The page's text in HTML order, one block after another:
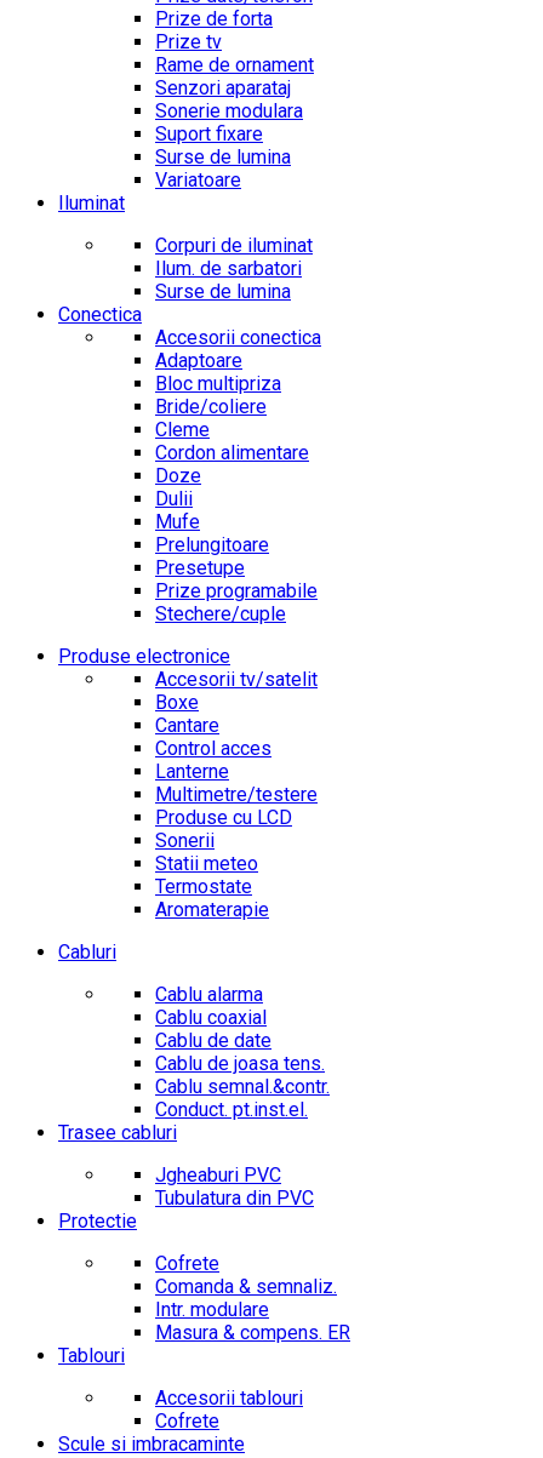
Prize de forta
Prize tv
Rame de ornament
Senzori aparataj
Sonerie modulara
Suport fixare
Surse de lumina
Variatoare
Iluminat
Corpuri de iluminat
Ilum. de sarbatori
Surse de lumina
Conectica
Accesorii conectica
Adaptoare
Bloc multipriza
Bride/coliere
Cleme
Cordon alimentare
Doze
Dulii
Mufe
Prelungitoare
Presetupe
Prize programabile
Stechere/cuple
Produse electronice
Accesorii tv/satelit
Boxe
Cantare
Control acces
Lanterne
Multimetre/testere
Produse cu LCD
Sonerii
Statii meteo
Termostate
Aromaterapie
Cabluri
Cablu alarma
Cablu coaxial
Cablu de date
Cablu de joasa tens.
Cablu semnal.&contr.
Conduct. pt.inst.el.
Trasee cabluri
Jgheaburi PVC
Tubulatura din PVC
Protectie
Cofrete
Comanda & semnaliz.
Intr. modulare
Masura & compens. ER
Tablouri
Accesorii tablouri
Cofrete
Scule si imbracaminte